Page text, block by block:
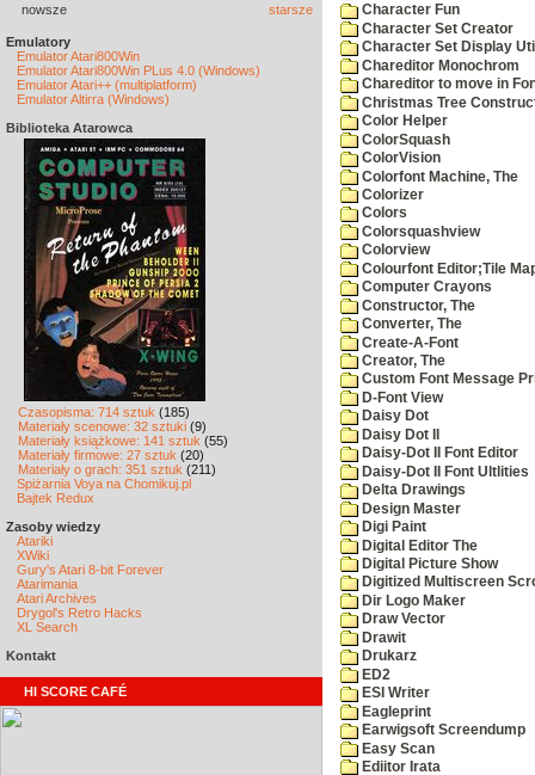
nowsze starsze
Emulatory
Emulator Atari800Win
Emulator Atari800Win PLus 4.0 (Windows)
Emulator Atari++ (multiplatform)
Emulator Altirra (Windows)
Biblioteka Atarowca
Czasopisma: 714 sztuk (185)
Materiały scenowe: 32 sztuki (9)
Materiały książkowe: 141 sztuk (55)
Materiały firmowe: 27 sztuk (20)
Materiały o grach: 351 sztuk (211)
Spiżarnia Voya na Chomikuj.pl
Bajtek Redux
Zasoby wiedzy
Atariki
XWiki
Gury's Atari 8-bit Forever
Atarimania
Atari Archives
Drygol's Retro Hacks
XL Search
Kontakt
HI SCORE CAFÉ
Character Fun
Character Set Creator
Character Set Display
Chareditor Monochrom
Chareditor to move in
Christmas Tree
Color Helper
ColorSquash
ColorVision
Colorfont Machine, The
Colorizer
Colors
Colorsquashview
Colorview
Colourfont Editor;Tile
Computer Crayons
Constructor, The
Converter, The
Create-A-Font
Creator, The
Custom Font Message
D-Font View
Daisy Dot
Daisy Dot II
Daisy-Dot II Font Editor
Daisy-Dot II Font Ultlities
Delta Drawings
Design Master
Digi Paint
Digital Editor The
Digital Picture Show
Digitized Multiscreen
Dir Logo Maker
Draw Vector
Drawit
Drukarz
ED2
ESI Writer
Eagleprint
Earwigsoft Screendump
Easy Scan
Ediitor Irata